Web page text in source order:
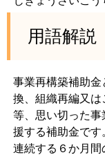
用語解説
事業再構築補助
換、組織再編又
等、思い切った
援する補助金で
連続する６か月